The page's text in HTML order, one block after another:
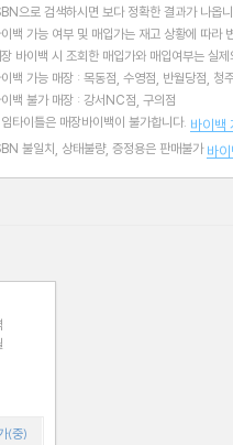
으로 검색하시면 보다 정확한 결과가 나옵
백 가능 여부 및 매입가는 재고 상황에 따라
바이백 시 조회한 매입가와 매입여부는 실
백 가능 매장 : 목동점, 수영점, 반월당점, 청
백 불가 매장 : 강서NC점, 구의점
타이틀은 매장바이백이 불가합니다. 바이백
불일치, 상태불량, 증정용은 판매불가 바
(중)